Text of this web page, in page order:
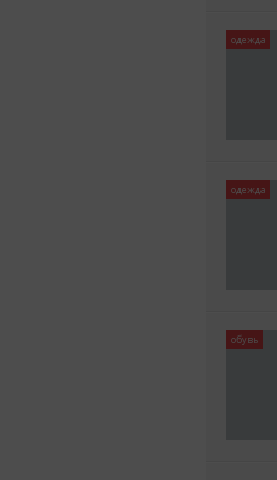
одежда
одежда
обувь